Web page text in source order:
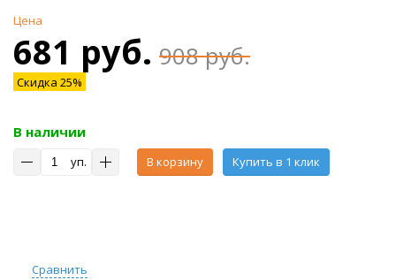
Цена
681 руб. 908 руб.
Скидка 25%
В наличии
уп. В корзину Купить в 1 клик
Сравнить